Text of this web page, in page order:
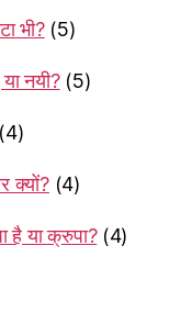
भी? (5)
नयी? (5)
(4)
क्यों? (4)
है या क्रुपा? (4)